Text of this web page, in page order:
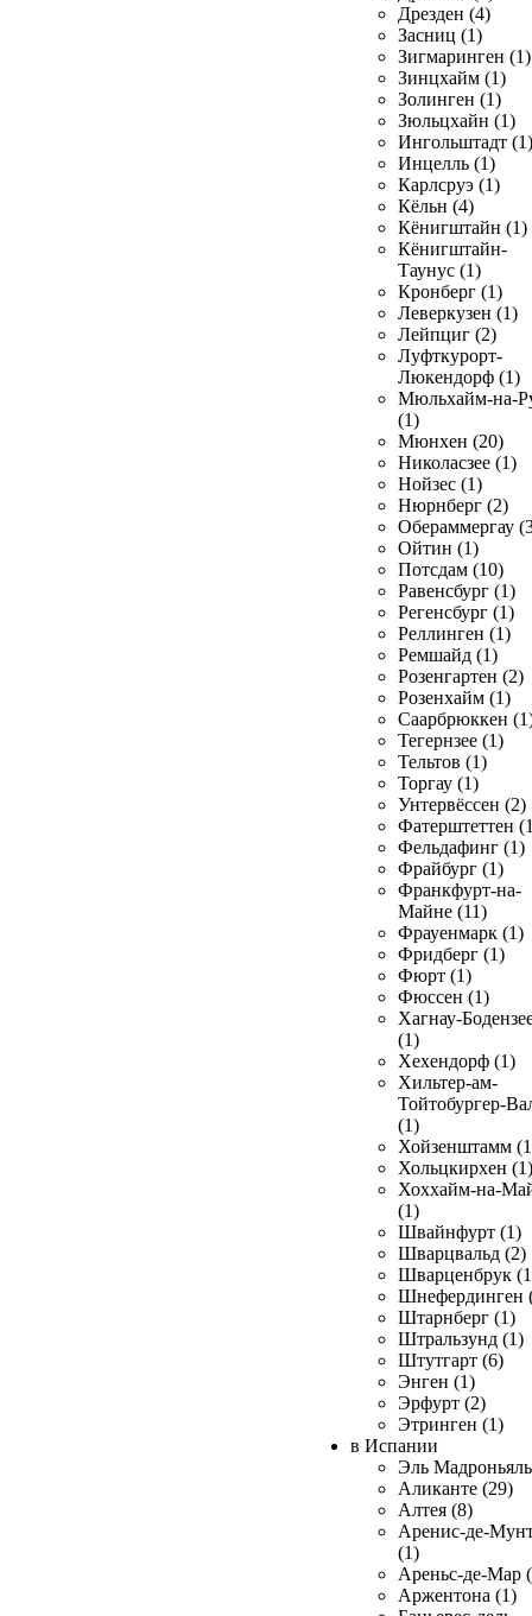
Дрезден (4)
Засниц (1)
Зигмаринген (1)
Зинцхайм (1)
Золинген (1)
Зюльцхайн (1)
Ингольштадт (1)
Инцелль (1)
Карлсруэ (1)
Кёльн (4)
Кёнигштайн (1)
Кёнигштайн-
Таунус (1)
Кронберг (1)
Леверкузен (1)
Лейпциг (2)
Луфткурорт-
Люкендорф (1)
Мюльхайм-на-
(1)
Мюнхен (20)
Николасзее (1)
Нойзес (1)
Нюрнберг (2)
Обераммергау
Ойтин (1)
Потсдам (10)
Равенсбург (1)
Регенсбург (1)
Реллинген (1)
Ремшайд (1)
Розенгартен (2)
Розенхайм (1)
Саарбрюккен
Тегернзее (1)
Тельтов (1)
Торгау (1)
Унтервёссен (2)
Фатерштеттен
Фельдафинг (1)
Фрайбург (1)
Франкфурт-на-
Майне (11)
Фрауенмарк (1)
Фридберг (1)
Фюрт (1)
Фюссен (1)
Хагнау-
(1)
Хехендорф (1)
Хильтер-ам-
Тойтобургер-
(1)
Хойзенштамм
Хольцкирхен (1)
Хоххайм-на-
(1)
Швайнфурт (1)
Шварцвальд (2)
Шварценбрук
Шнефердинген
Штарнберг (1)
Штральзунд (1)
Штутгарт (6)
Энген (1)
Эрфурт (2)
Этринген (1)
в Испании
Эль
Аликанте (29)
Алтея (8)
Аренис-де-
(1)
Ареньс-де-Мар
Аржентона (1)